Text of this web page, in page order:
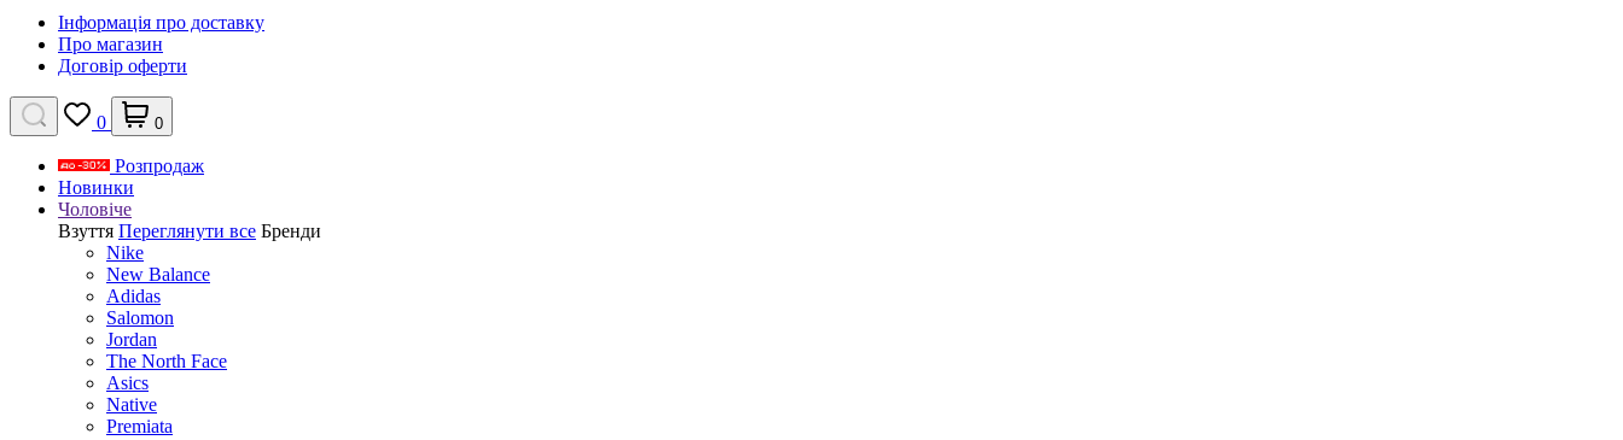
Інформація про доставку
Про магазин
Договір оферти
0 0
Розпродаж
Новинки
Чоловіче
Взуття Переглянути все Бренди
Nike
New Balance
Adidas
Salomon
Jordan
The North Face
Asics
Native
Premiata